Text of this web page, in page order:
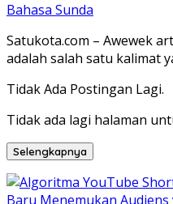
Bahasa Sunda
Satukota.com – Awewek
adalah salah satu kalimat
Tidak Ada Postingan Lagi.
Tidak ada lagi halaman
Selengkapnya